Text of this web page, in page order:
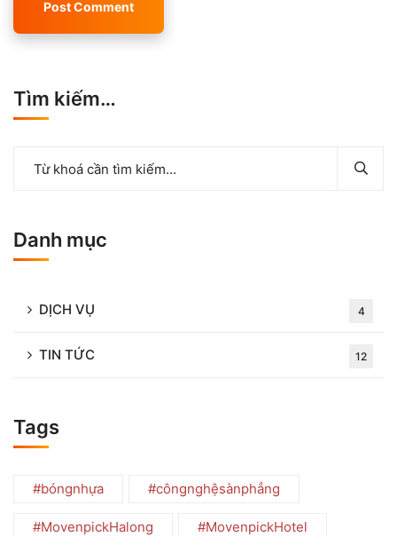
Tìm kiếm…
Danh mục
DỊCH VỤ 4
TIN TỨC 12
Tags
#bóngnhựa #côngnghệsànphẳng
#MovenpickHalong #MovenpickHotel